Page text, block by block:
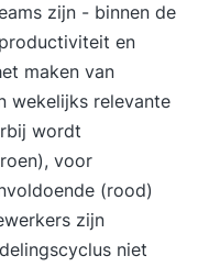
zijn - binnen de
en
maken van
wekelijks relevante
wordt
voor
(rood)
zijn
niet